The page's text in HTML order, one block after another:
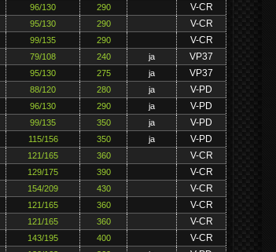
96/130 290 V-CR
95/130 290 V-CR
99/135 290 V-CR
79/108 240 ja VP37
95/130 275 ja VP37
88/120 280 ja V-PD
96/130 290 ja V-PD
99/135 350 ja V-PD
115/156 350 ja V-PD
121/165 360 V-CR
129/175 390 V-CR
154/209 430 V-CR
121/165 360 V-CR
121/165 360 V-CR
143/195 400 V-CR